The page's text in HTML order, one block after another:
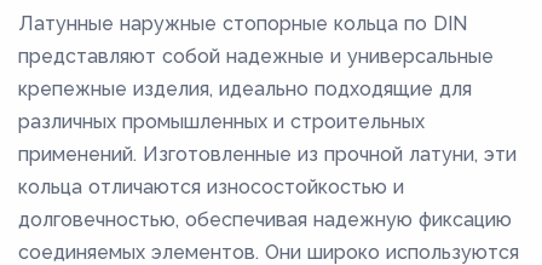
ЛСдч
ЛСч
ЛЦ14К3С3
ЛЦ23А6Ж3Мц2
Латунные наружные стопорные кольца по DIN
представляют собой надежные и универсальные
крепежные изделия, идеально подходящие для
различных промышленных и строительных
применений. Изготовленные из прочной латуни, эти
кольца отличаются износостойкостью и
долговечностью, обеспечивая надежную фиксацию
соединяемых элементов. Они широко используются